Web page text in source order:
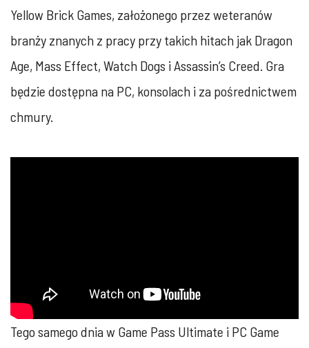
Yellow Brick Games, założonego przez weteranów
branży znanych z pracy przy takich hitach jak Dragon
Age, Mass Effect, Watch Dogs i Assassin’s Creed. Gra
będzie dostępna na PC, konsolach i za pośrednictwem
chmury.
Tego samego dnia w Game Pass Ultimate i PC Game